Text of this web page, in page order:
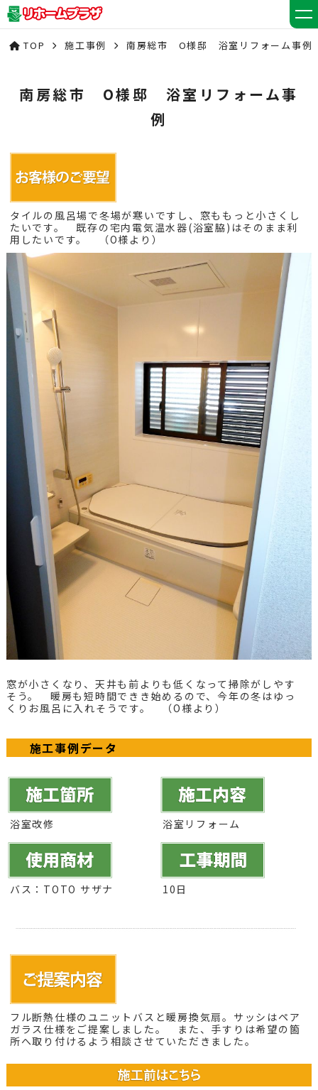
TOP 施工事例 南房総市 O様邸 浴室リフォーム事例
南房総市 O様邸 浴室リフォーム事
例
タイルの風呂場で冬場が寒いですし、窓ももっと小さくし
たいです。 既存の宅内電気温水器(浴室脇)はそのまま利
用したいです。 （O様より）
窓が小さくなり、天井も前よりも低くなって掃除がしやす
そう。 暖房も短時間できき始めるので、今年の冬はゆっ
くりお風呂に入れそうです。 （O様より）
施工事例データ
浴室改修 浴室リフォーム
バス：TOTO サザナ 10日
フル断熱仕様のユニットバスと暖房換気扇。サッシはペア
ガラス仕様をご提案しました。 また、手すりは希望の箇
所へ取り付けるよう相談させていただきました。